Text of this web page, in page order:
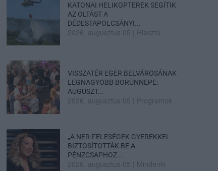
KATONAI HELIKOPTEREK SEGÍTIK
AZ OLTÁST A
DÉDESTAPOLCSÁNYI...
2026. augusztus 05 Riasztó
VISSZATÉR EGER BELVÁROSÁNAK
LEGNAGYOBB BORÜNNEPE:
AUGUSZT...
2026. augusztus 05 Programok
„A NER-FELESÉGEK GYEREKKEL
BIZTOSÍTOTTÁK BE A
PÉNZCSAPHOZ...
2026. augusztus 05
Mindenki